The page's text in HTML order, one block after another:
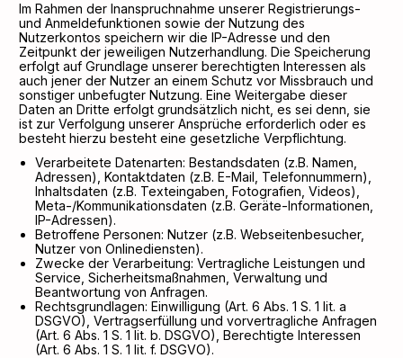
Im Rahmen der Inanspruchnahme unserer Registrierungs-
und Anmeldefunktionen sowie der Nutzung des
Nutzerkontos speichern wir die IP-Adresse und den
Zeitpunkt der jeweiligen Nutzerhandlung. Die Speicherung
erfolgt auf Grundlage unserer berechtigten Interessen als
auch jener der Nutzer an einem Schutz vor Missbrauch und
sonstiger unbefugter Nutzung. Eine Weitergabe dieser
Daten an Dritte erfolgt grundsätzlich nicht, es sei denn, sie
ist zur Verfolgung unserer Ansprüche erforderlich oder es
besteht hierzu besteht eine gesetzliche Verpflichtung.
Verarbeitete Datenarten: Bestandsdaten (z.B. Namen,
Adressen), Kontaktdaten (z.B. E-Mail, Telefonnummern),
Inhaltsdaten (z.B. Texteingaben, Fotografien, Videos),
Meta-/Kommunikationsdaten (z.B. Geräte-Informationen,
IP-Adressen).
Betroffene Personen: Nutzer (z.B. Webseitenbesucher,
Nutzer von Onlinediensten).
Zwecke der Verarbeitung: Vertragliche Leistungen und
Service, Sicherheitsmaßnahmen, Verwaltung und
Beantwortung von Anfragen.
Rechtsgrundlagen: Einwilligung (Art. 6 Abs. 1 S. 1 lit. a
DSGVO), Vertragserfüllung und vorvertragliche Anfragen
(Art. 6 Abs. 1 S. 1 lit. b. DSGVO), Berechtigte Interessen
(Art. 6 Abs. 1 S. 1 lit. f. DSGVO).